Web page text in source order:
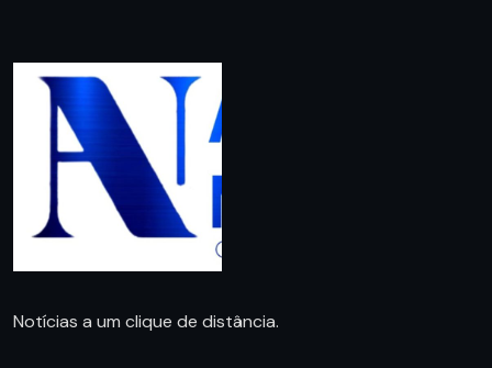
Notícias a um clique de distância.